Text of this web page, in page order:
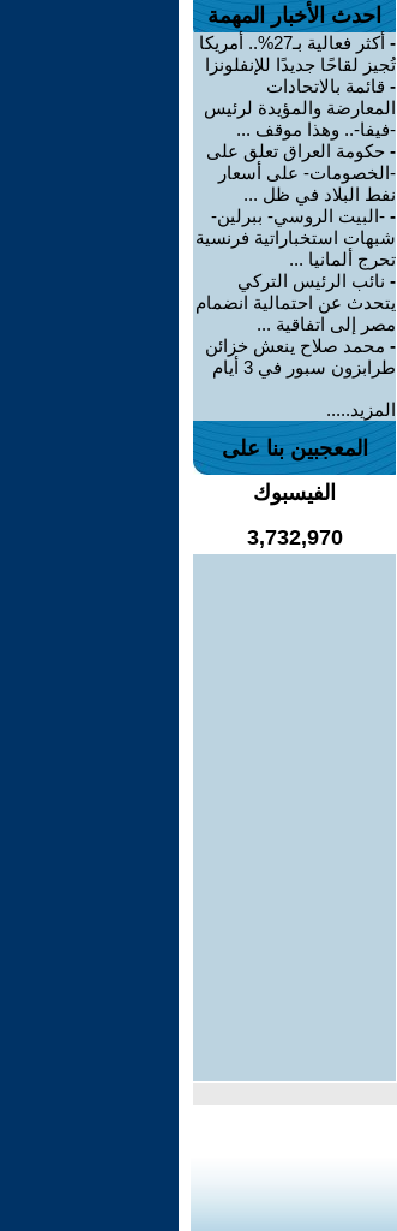
احدث الأخبار المهمة
-
أكثر فعالية بـ27%.. أمريكا
تُجيز لقاحًا جديدًا للإنفلونزا
- قائمة بالاتحادات
المعارضة والمؤيدة لرئيس
-فيفا-.. وهذا موقف ...
- حكومة العراق تعلق على
-الخصومات- على أسعار
نفط البلاد في ظل ...
- -البيت الروسي- ببرلين-
شبهات استخباراتية فرنسية
تحرج ألمانيا ...
- نائب الرئيس التركي
يتحدث عن احتمالية انضمام
مصر إلى اتفاقية ...
- محمد صلاح ينعش خزائن
طرابزون سبور في 3 أيام
المزيد.....
المعجبين بنا على
الفيسبوك
3,732,970